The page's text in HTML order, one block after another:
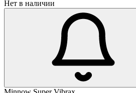
Нет в наличии